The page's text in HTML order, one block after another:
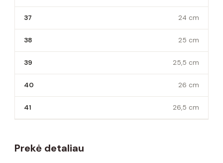
37 24 cm
38 25 cm
39 25,5 cm
40 26 cm
41 26,5 cm
Prekė detaliau